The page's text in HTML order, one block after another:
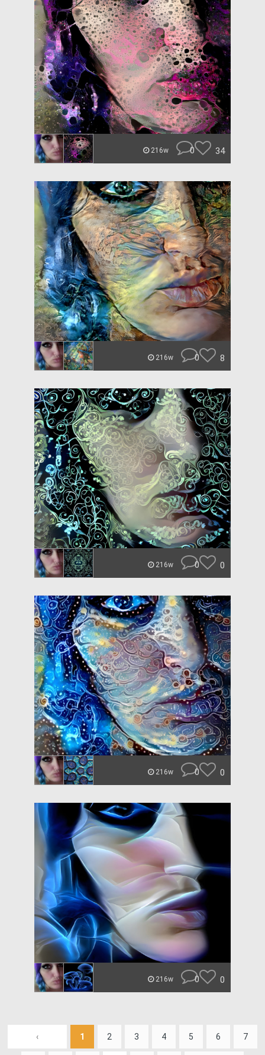
216w 0 34
216w 0 8
216w 0 0
216w 0 0
216w 0 0
‹ 1 2 3 4 5 6 7